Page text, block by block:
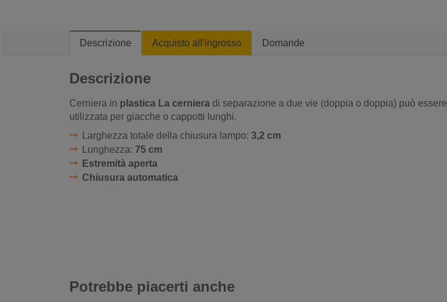
Descrizione Acquisto all'ingrosso Domande
Descrizione
Cerniera in plastica La cerniera di separazione a due vie (doppia o doppia) può essere
utilizzata per giacche o cappotti lunghi.
Larghezza totale della chiusura lampo: 3,2 cm
Lunghezza: 75 cm
Estremità aperta
Chiusura automatica
Potrebbe piacerti anche